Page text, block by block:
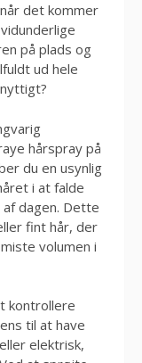
det kommer
på plads og
ud hele
hårspray på
du en usynlig
i at falde
dagen. Dette
fint hår, der
volumen i
kontrollere
til at have
elektrisk,